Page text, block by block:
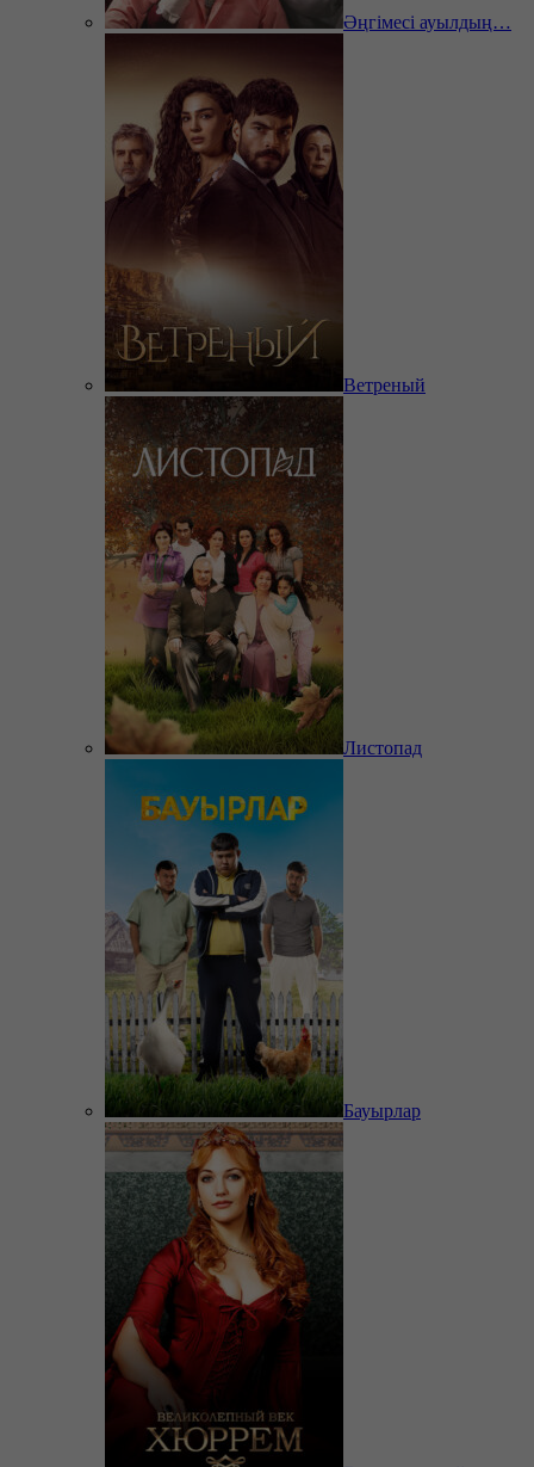
Әңгімесі ауылдың…
Ветреный
Листопад
Бауырлар